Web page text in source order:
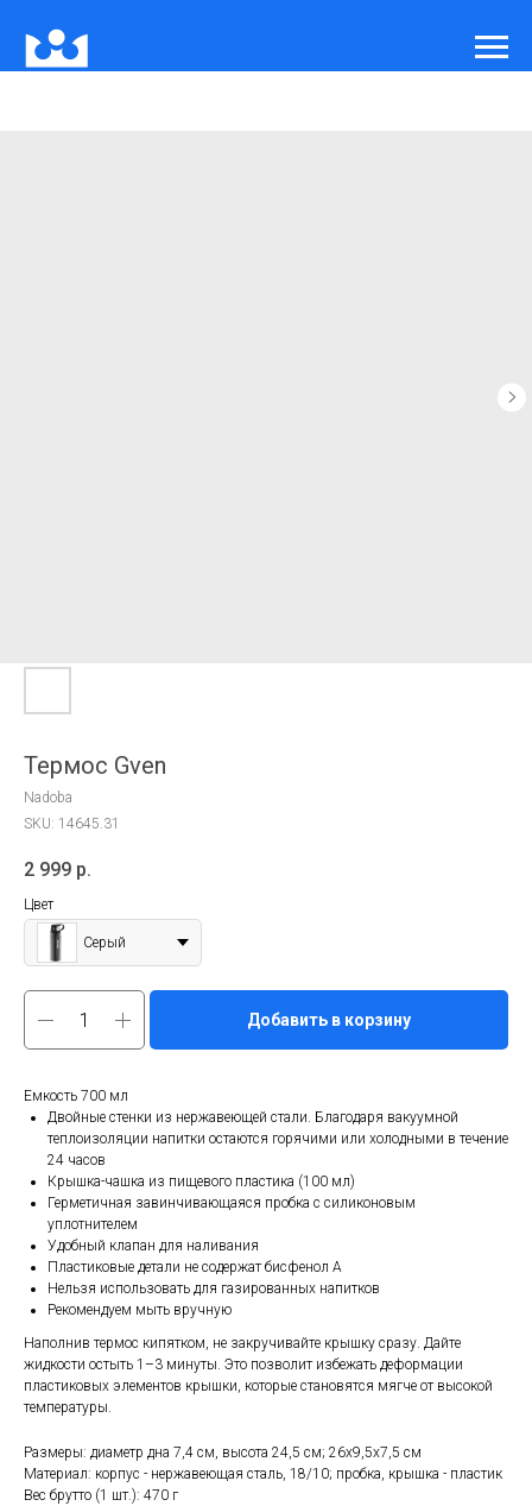
Термос Gven
Nadoba
SKU: 14645.31
2 999 р.
Цвет
Серый
Добавить в корзину
Емкость 700 мл
Двойные стенки из нержавеющей стали. Благодаря вакуумной
теплоизоляции напитки остаются горячими или холодными в течение
24 часов
Крышка-чашка из пищевого пластика (100 мл)
Герметичная завинчивающаяся пробка с силиконовым
уплотнителем
Удобный клапан для наливания
Пластиковые детали не содержат бисфенол А
Нельзя использовать для газированных напитков
Рекомендуем мыть вручную
Наполнив термос кипятком, не закручивайте крышку сразу. Дайте
жидкости остыть 1–3 минуты. Это позволит избежать деформации
пластиковых элементов крышки, которые становятся мягче от высокой
температуры.
Размеры: диаметр дна 7,4 см, высота 24,5 см; 26x9,5x7,5 см
Материал: корпус - нержавеющая сталь, 18/10; пробка, крышка - пластик
Вес брутто (1 шт.): 470 г